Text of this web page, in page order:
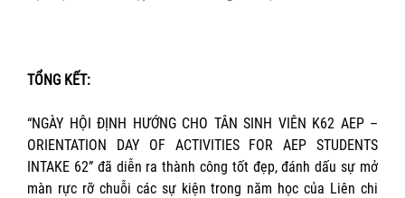
TỔNG KẾT:
“NGÀY HỘI ĐỊNH HƯỚNG CHO TÂN SINH VIÊN K62 AEP –
ORIENTATION DAY OF ACTIVITIES FOR AEP STUDENTS
INTAKE 62” đã diễn ra thành công tốt đẹp, đánh dấu sự mở
màn rực rỡ chuỗi các sự kiện trong năm học của Liên chi